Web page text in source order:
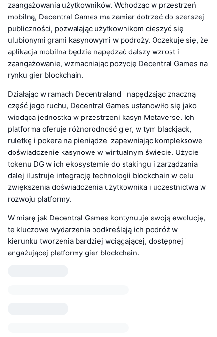
zaangażowania użytkowników. Wchodząc w przestrzeń
mobilną, Decentral Games ma zamiar dotrzeć do szerszej
publiczności, pozwalając użytkownikom cieszyć się
ulubionymi grami kasynowymi w podróży. Oczekuje się, że
aplikacja mobilna będzie napędzać dalszy wzrost i
zaangażowanie, wzmacniając pozycję Decentral Games na
rynku gier blockchain.
Działając w ramach Decentraland i napędzając znaczną
część jego ruchu, Decentral Games ustanowiło się jako
wiodąca jednostka w przestrzeni kasyn Metaverse. Ich
platforma oferuje różnorodność gier, w tym blackjack,
ruletkę i pokera na pieniądze, zapewniając kompleksowe
doświadczenie kasynowe w wirtualnym świecie. Użycie
tokenu DG w ich ekosystemie do stakingu i zarządzania
dalej ilustruje integrację technologii blockchain w celu
zwiększenia doświadczenia użytkownika i uczestnictwa w
rozwoju platformy.
W miarę jak Decentral Games kontynuuje swoją ewolucję,
te kluczowe wydarzenia podkreślają ich podróż w
kierunku tworzenia bardziej wciągającej, dostępnej i
angażującej platformy gier blockchain.